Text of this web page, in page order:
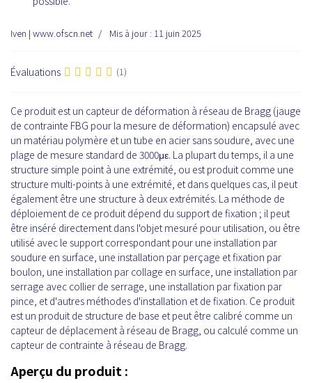
Iven | www.ofscn.net Mis à jour : 11 juin 2025
Évaluations (1)
Ce produit est un capteur de déformation à réseau de Bragg (jauge
de contrainte FBG pour la mesure de déformation) encapsulé avec
un matériau polymère et un tube en acier sans soudure, avec une
plage de mesure standard de 3000με. La plupart du temps, il a une
structure simple point à une extrémité, ou est produit comme une
structure multi-points à une extrémité, et dans quelques cas, il peut
également être une structure à deux extrémités. La méthode de
déploiement de ce produit dépend du support de fixation ; il peut
être inséré directement dans l'objet mesuré pour utilisation, ou être
utilisé avec le support correspondant pour une installation par
soudure en surface, une installation par perçage et fixation par
boulon, une installation par collage en surface, une installation par
serrage avec collier de serrage, une installation par fixation par
pince, et d'autres méthodes d'installation et de fixation. Ce produit
est un produit de structure de base et peut être calibré comme un
capteur de déplacement à réseau de Bragg, ou calculé comme un
capteur de contrainte à réseau de Bragg.
Aperçu du produit :